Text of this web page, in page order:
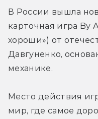
В России вышла
карточная игра By
хороши») от
Давгуненко,
механике.
Место действия
мир, где самое